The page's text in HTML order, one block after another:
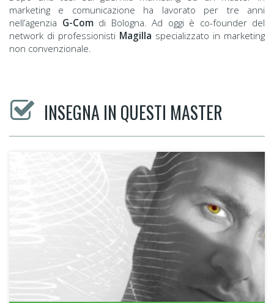
marketing e comunicazione ha lavorato per tre anni
nell’agenzia G-Comdi Bologna. Ad oggi è co-founder del
network di professionisti Magilla specializzato in marketing
non convenzionale.
INSEGNA IN QUESTI MASTER